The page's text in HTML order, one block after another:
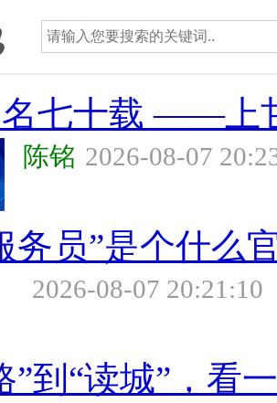
七十载 ——上
陈铭 2026-08-07
务员”是个什么
2026-08-07 20:21:10
”到“读城”，看